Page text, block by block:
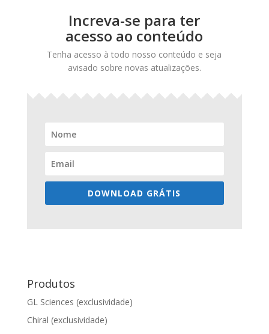
Increva-se para ter
acesso ao conteúdo
Tenha acesso à todo nosso conteúdo e seja
avisado sobre novas atualizações.
DOWNLOAD GRÁTIS
Produtos
GL Sciences (exclusividade)
Chiral (exclusividade)